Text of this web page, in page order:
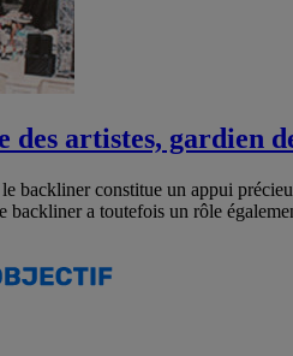
artistes, gardien
backliner constitue un appui
backliner a toutefois un rôle